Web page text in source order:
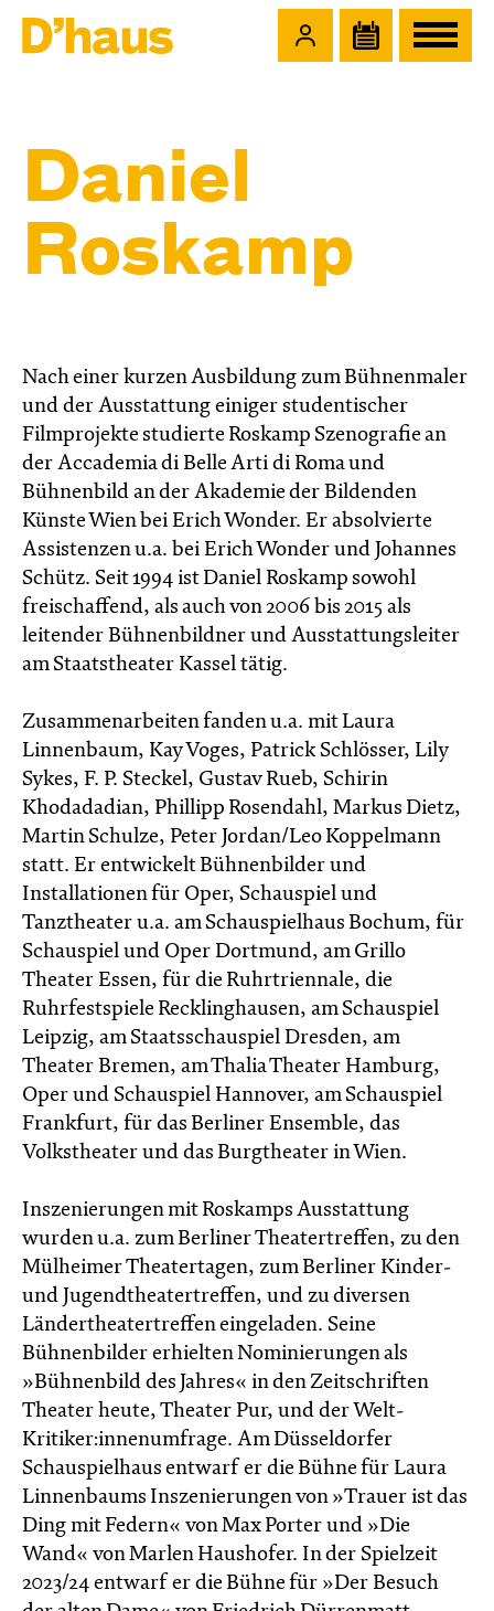
Daniel
Roskamp
Nach einer kurzen Ausbildung zum Bühnenmaler
und der Ausstattung einiger studentischer
Filmprojekte studierte Roskamp Szenografie an
der Accademia di Belle Arti di Roma und
Bühnenbild an der Akademie der Bildenden
Künste Wien bei Erich Wonder. Er absolvierte
Assistenzen u.a. bei Erich Wonder und Johannes
Schütz. Seit 1994 ist Daniel Roskamp sowohl
freischaffend, als auch von 2006 bis 2015 als
leitender Bühnenbildner und Ausstattungsleiter
am Staatstheater Kassel tätig.
Zusammenarbeiten fanden u.a. mit Laura
Linnenbaum, Kay Voges, Patrick Schlösser, Lily
Sykes, F. P. Steckel, Gustav Rueb, Schirin
Khodadadian, Phillipp Rosendahl, Markus Dietz,
Martin Schulze, Peter Jordan/Leo Koppelmann
statt. Er entwickelt Bühnenbilder und
Installationen für Oper, Schauspiel und
Tanztheater u.a. am Schauspielhaus Bochum, für
Schauspiel und Oper Dortmund, am Grillo
Theater Essen, für die Ruhrtriennale, die
Ruhrfestspiele Recklinghausen, am Schauspiel
Leipzig, am Staatsschauspiel Dresden, am
Theater Bremen, am Thalia Theater Hamburg,
Oper und Schauspiel Hannover, am Schauspiel
Frankfurt, für das Berliner Ensemble, das
Volkstheater und das Burgtheater in Wien.
Inszenierungen mit Roskamps Ausstattung
wurden u.a. zum Berliner Theatertreffen, zu den
Mülheimer Theatertagen, zum Berliner Kinder-
und Jugendtheatertreffen, und zu diversen
Ländertheatertreffen eingeladen. Seine
Bühnenbilder erhielten Nominierungen als
»Bühnenbild des Jahres« in den Zeitschriften
Theater heute, Theater Pur, und der Welt-
Kritiker:innenumfrage. Am Düsseldorfer
Schauspielhaus entwarf er die Bühne für Laura
Linnenbaums Inszenierungen von »Trauer ist das
Ding mit Federn« von Max Porter und »Die
Wand« von Marlen Haushofer. In der Spielzeit
2023/24 entwarf er die Bühne für »Der Besuch